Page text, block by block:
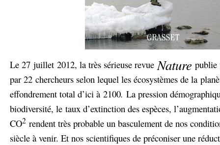
Le 27 juillet 2012, la très sérieuse revue Nature publie
par 22 chercheurs selon lequel les écosystèmes de la
effondrement total d’ici à 2100. La pression
biodiversité, le taux d’extinction des espèces,
CO2 rendent très probable un basculement de nos
siècle à venir. Et nos scientifiques de préconiser une